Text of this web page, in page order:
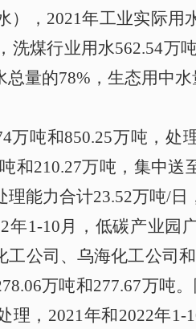
，2021年工业实际用
煤行业用水562.54万
量的78%，生态用中水
吨和850.25万吨，处
和210.27万吨，集中
能力合计23.52万吨/日
年1-10月， 低碳产业园
工公司、乌海化工公司
万吨和277.67万吨
，2021年和2022年1-